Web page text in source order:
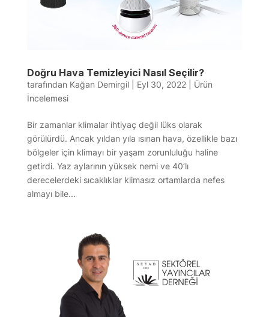
Doğru Hava Temizleyici Nasıl Seçilir?
tarafından Kağan Demirgil| Eyl 30, 2022| Ürün
İncelemesi
Bir zamanlar klimalar ihtiyaç değil lüks olarak
görülürdü. Ancak yıldan yıla ısınan hava, özellikle bazı
bölgeler için klimayı bir yaşam zorunluluğu haline
getirdi. Yaz aylarının yüksek nemi ve 40’lı
derecelerdeki sıcaklıklar klimasız ortamlarda nefes
almayı bile...